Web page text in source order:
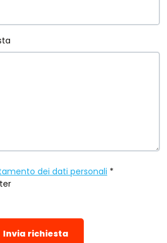
dei dati personali *
Invia richiesta